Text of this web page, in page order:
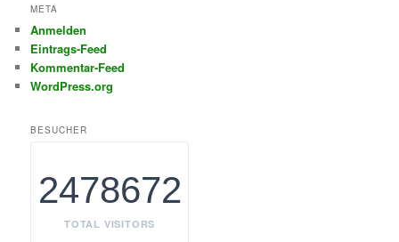
META
Anmelden
Eintrags-Feed
Kommentar-Feed
WordPress.org
BESUCHER
2478672
TOTAL VISITORS